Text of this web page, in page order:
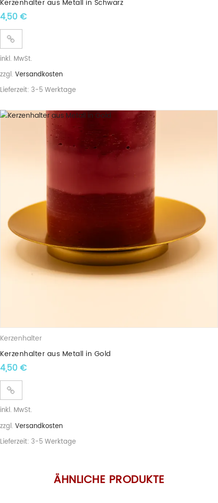
Kerzenhalter aus Metall in Schwarz
4,50€
inkl. MwSt.
zzgl. Versandkosten
Lieferzeit: 3-5 Werktage
Kerzenhalter
Kerzenhalter aus Metall in Gold
4,50€
inkl. MwSt.
zzgl. Versandkosten
Lieferzeit: 3-5 Werktage
ÄHNLICHE PRODUKTE